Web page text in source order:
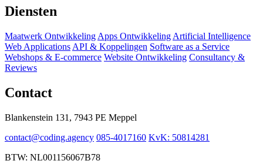
Diensten
Maatwerk Ontwikkeling Apps Ontwikkeling Artificial Intelligence
Web Applications API & Koppelingen Software as a Service
Webshops & E-commerce Website Ontwikkeling Consultancy &
Reviews
Contact
Blankenstein 131, 7943 PE Meppel
contact@coding.agency 085-4017160 KvK: 50814281
BTW: NL001156067B78